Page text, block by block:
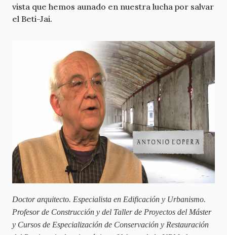
vista que hemos aunado en nuestra lucha por salvar
el Beti-Jai.
Doctor arquitecto. Especialista en Edificación y Urbanismo.
Profesor de Construcción y del Taller de Proyectos del Máster
y Cursos de Especialización de Conservación y Restauración